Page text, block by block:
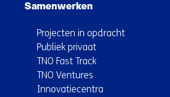
Samenwerken
Projecten in opdracht
Publiek privaat
TNO Fast Track
TNO Ventures
Innovatiecentra